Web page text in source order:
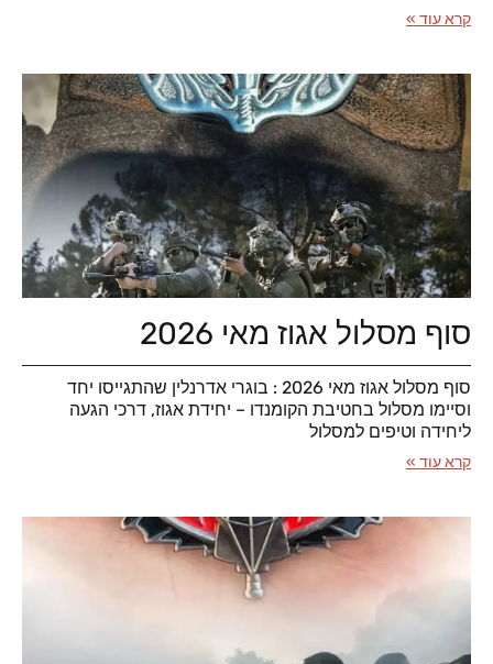
קרא עוד »
סוף מסלול אגוז מאי 2026
סוף מסלול אגוז מאי 2026 : בוגרי אדרנלין שהתגייסו יחד
וסיימו מסלול בחטיבת הקומנדו – יחידת אגוז, דרכי הגעה
ליחידה וטיפים למסלול
קרא עוד »